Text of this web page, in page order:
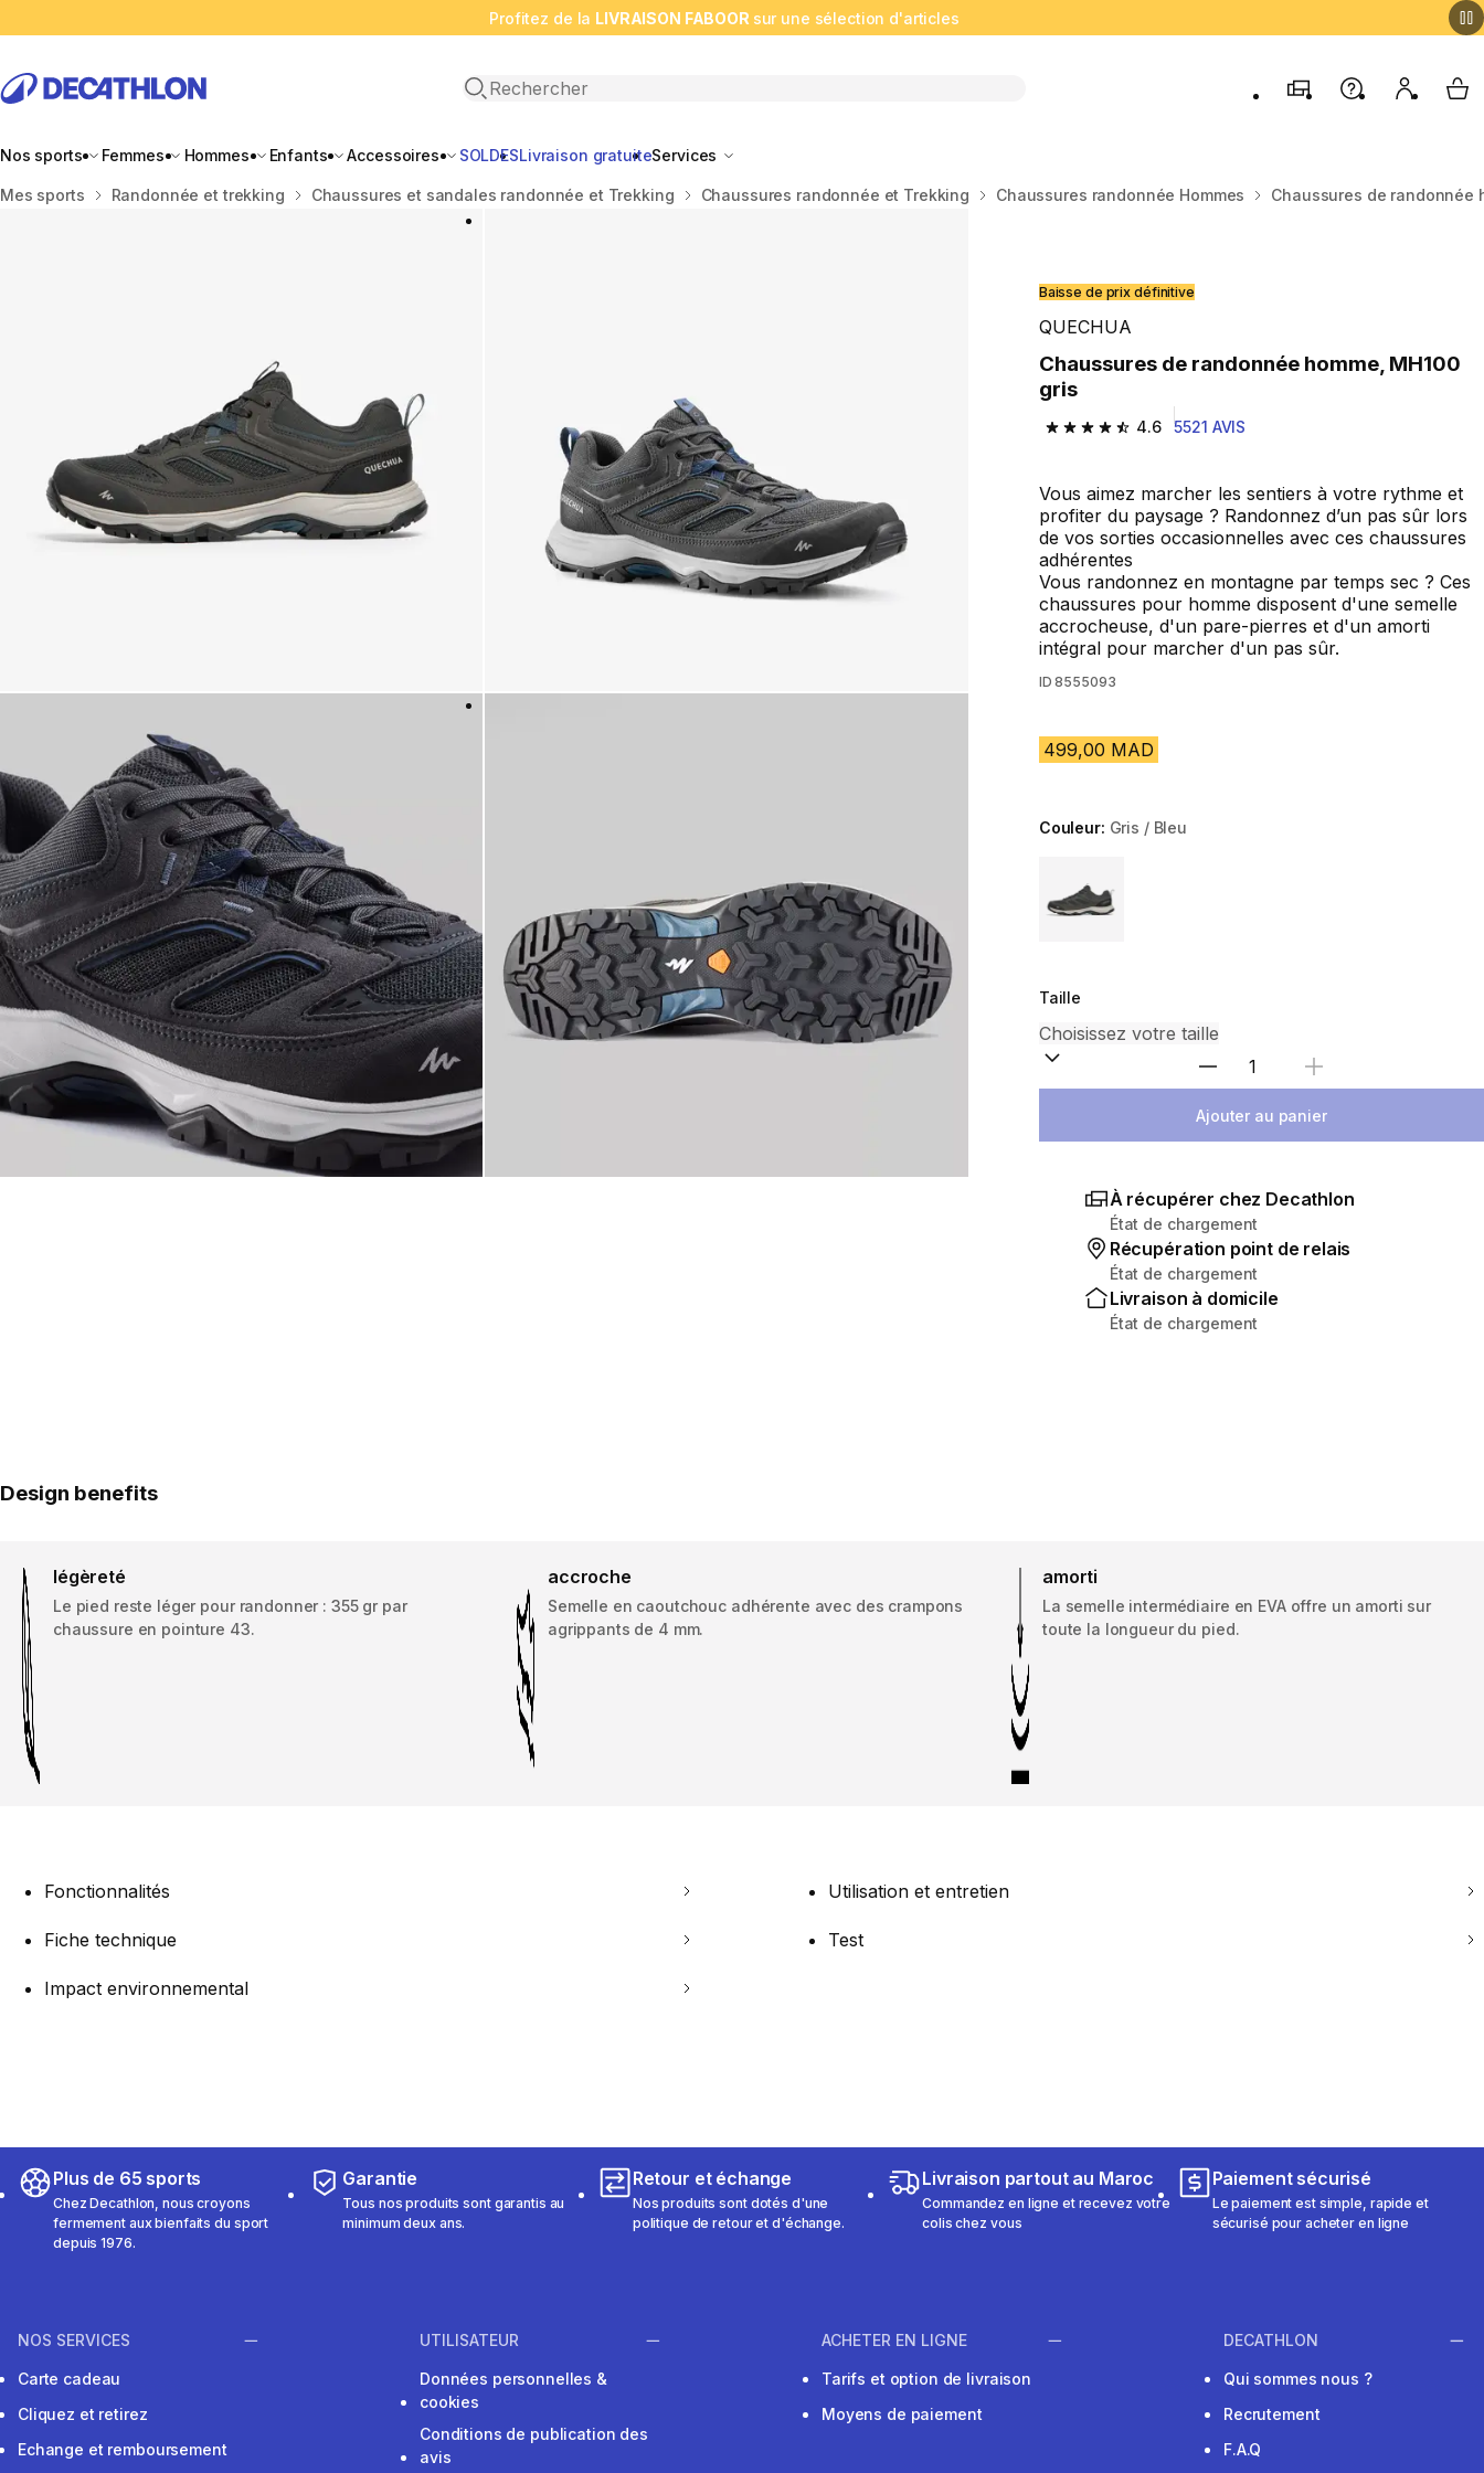
Profitez de la LIVRAISON FABOOR sur une sélection d'articles
Open search
MagasinsAide Mon My
Nos sports Femmes Hommes Enfants Accessoires SOLDESLivraison gratuiteServices
Accueil
Mes sports Randonnée et trekking Chaussures et sandales randonnée et Trekking Chaussures randonnée et Trekking Chaussures randonnée Hommes Chaussures de randonnée
Baisse de prix définitive
QUECHUA
Chaussures de randonnée homme, MH100
gris
4.6
4.6 out of 5 stars from 5521 reviews
5521 AVIS
Vous aimez marcher les sentiers à votre rythme et
profiter du paysage ? Randonnez d’un pas sûr lors
de vos sorties occasionnelles avec ces chaussures
adhérentes
Vous randonnez en montagne par temps sec ? Ces
chaussures pour homme disposent d'une semelle
accrocheuse, d'un pare-pierres et d'un amorti
intégral pour marcher d'un pas sûr.
ID 8555093
499,00 MAD
Couleur: Gris / Bleu
Taille
Sélectionnez la quantité
Ajouter au panier
À récupérer chez Decathlon
État de chargement
Récupération point de relais
État de chargement
Livraison à domicile
État de chargement
Design benefits
légèreté
Le pied reste léger pour randonner : 355 gr par
chaussure en pointure 43.
accroche
Semelle en caoutchouc adhérente avec des crampons
agrippants de 4 mm.
amorti
La semelle intermédiaire en EVA offre un amorti sur
toute la longueur du pied.
Fonctionnalités Utilisation et entretien
Fiche technique Test
Impact environnemental
Plus de 65 sports
Chez Decathlon, nous croyons
fermement aux bienfaits du sport
depuis 1976.
Garantie
Tous nos produits sont garantis au
minimum deux ans.
Retour et échange
Nos produits sont dotés d'une
politique de retour et d'échange.
Livraison partout au Maroc
Commandez en ligne et recevez votre
colis chez vous
Paiement sécurisé
Le paiement est simple, rapide et
sécurisé pour acheter en ligne
NOS SERVICES
Carte cadeau
Cliquez et retirez
Echange et remboursement
UTILISATEUR
Données personnelles &
cookies
Conditions de publication des
avis
ACHETER EN LIGNE
Tarifs et option de livraison
Moyens de paiement
DECATHLON
Qui sommes nous ?
Recrutement
F.A.Q